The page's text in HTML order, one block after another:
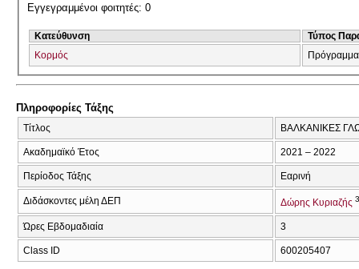
Εγγεγραμμένοι φοιτητές: 0
Κατεύθυνση
Τύπος
Κορμός
Πληροφορίες Τάξης
Τίτλος ΒΑΛΚΑΝΙΚΕΣ
Ακαδημαϊκό Έτος 2021 – 2022
Περίοδος Τάξης Εαρινή
Διδάσκοντες μέλη ΔΕΠ Δώρης Κυριαζής
Ώρες Εβδομαδιαία 3
Class ID 600205407